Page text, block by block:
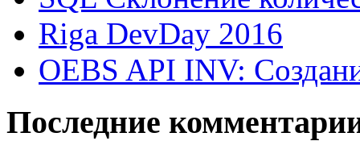
Riga DevDay 2016
OEBS API INV:
Последние